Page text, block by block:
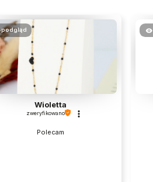
podgląd
Wioletta
zweryfikowano
Polecam